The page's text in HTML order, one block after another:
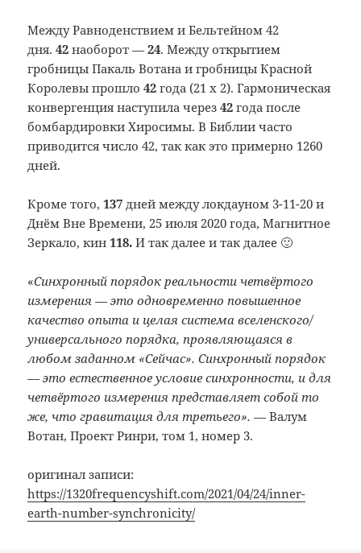
Между Равноденствием и Бельтейном 42
дня.42 наоборот —24. Между открытием
гробницы Пакаль Вотана и гробницы Красной
Королевы прошло42 года (21 x 2). Гармоническая
конвергенция наступила через42 года после
бомбардировки Хиросимы. В Библии часто
приводится число 42, так как это примерно 1260
дней.
Кроме того,137 дней между локдауном 3-11-20 и
Днём Вне Времени, 25 июля 2020 года, Магнитное
Зеркало, кин118. И так далее и так далее 🙂
«Синхронный порядок реальности четвёртого
измерения — это одновременно повышенное
качество опыта и целая система вселенского/
универсального порядка, проявляющаяся в
любом заданном «Сейчас». Синхронный порядок
— это естественное условие синхронности, и для
четвёртого измерения представляет собой то
же, что гравитация для третьего». —Валум
Вотан, Проект Ринри, том 1, номер 3.
оригинал записи:
https://1320frequencyshift.com/2021/04/24/inner-
earth-number-synchronicity/